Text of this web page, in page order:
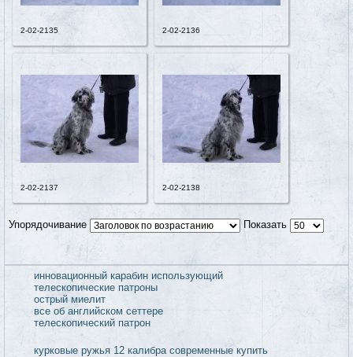
2-02-2135 2-02-2136
2-02-2137 2-02-2138
Упорядочивание Показать